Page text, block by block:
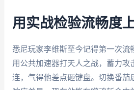
用实战检验流畅度
悉尼玩家李维斯至今记得第一次流
用公共加速器打天人之战，蓄力攻
连，气得他差点砸键盘。切换番茄